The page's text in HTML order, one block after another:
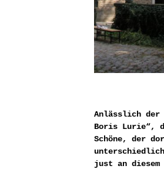
Anlässlich der
Boris Lurie“,
Schöne, der
just an